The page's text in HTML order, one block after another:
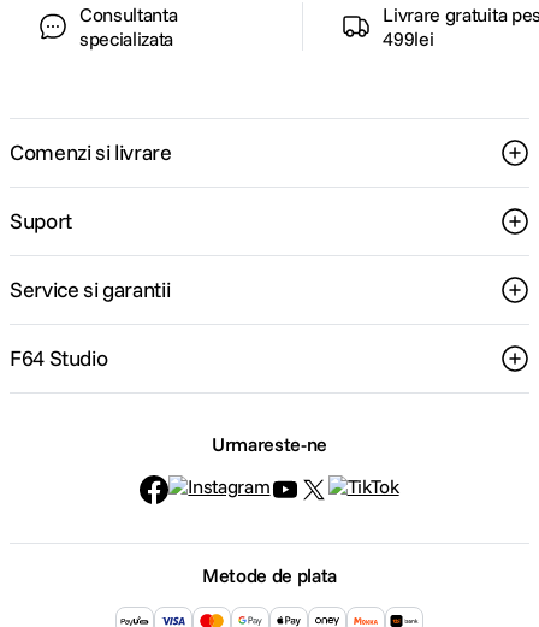
Consultanta
specializata
Livrare gratuita
499lei
Comenzi si livrare
Suport
Service si garantii
F64 Studio
Urmareste-ne
Metode de plata